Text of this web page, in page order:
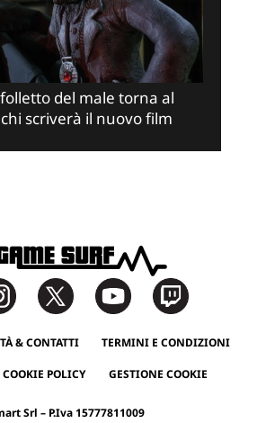
del male torna al
scriverà il nuovo film
& CONTATTI TERMINI E CONDIZIONI
COOKIE POLICY GESTIONE COOKIE
Srl – P.Iva 15777811009